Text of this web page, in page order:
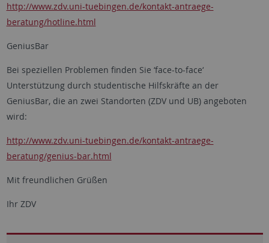
http://www.zdv.uni-tuebingen.de/kontakt-antraege-
beratung/hotline.html
GeniusBar
Bei speziellen Problemen finden Sie ‘face-to-face‘
Unterstützung durch studentische Hilfskräfte an der
GeniusBar, die an zwei Standorten (ZDV und UB) angeboten
wird:
http://www.zdv.uni-tuebingen.de/kontakt-antraege-
beratung/genius-bar.html
Mit freundlichen Grüßen
Ihr ZDV